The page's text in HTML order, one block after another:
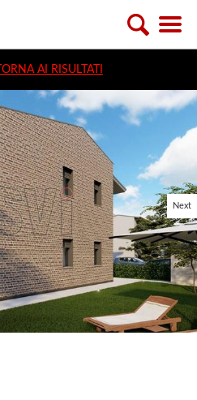
TORNA AI RISULTATI
Next